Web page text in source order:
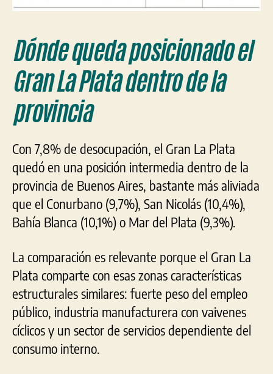
Dónde queda posicionado el
Gran La Plata dentro de la
provincia
Con 7,8% de desocupación, el Gran La Plata
quedó en una posición intermedia dentro de la
provincia de Buenos Aires, bastante más aliviada
que el Conurbano (9,7%), San Nicolás (10,4%),
Bahía Blanca (10,1%) o Mar del Plata (9,3%).
La comparación es relevante porque el Gran La
Plata comparte con esas zonas características
estructurales similares: fuerte peso del empleo
público, industria manufacturera con vaivenes
cíclicos y un sector de servicios dependiente del
consumo interno.